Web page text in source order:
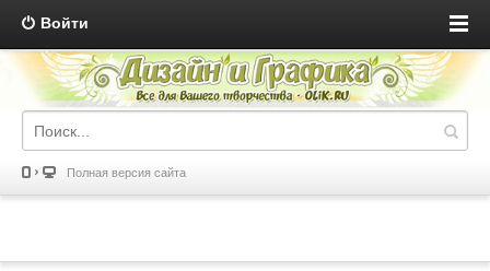
Войти
Полная версия сайта